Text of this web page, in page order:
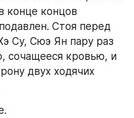
конце концов
Стоя перед
Су, Сюэ Ян пару раз
сочащееся кровью, и
двух ходячих